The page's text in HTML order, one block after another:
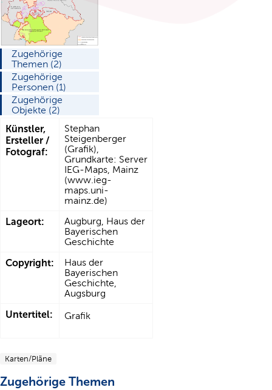
Zugehörige
Themen (2)
Zugehörige
Personen (1)
Zugehörige
Objekte (2)
Künstler,
Ersteller /
Fotograf:
Stephan
Steigenberger
(Grafik),
Grundkarte: Server
IEG-Maps, Mainz
(www.ieg-
maps.uni-
mainz.de)
Lageort:
Augburg, Haus der
Bayerischen
Geschichte
Copyright:
Haus der
Bayerischen
Geschichte,
Augsburg
Untertitel: Grafik
Karten/Pläne
Zugehörige Themen